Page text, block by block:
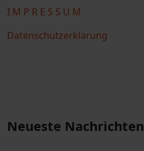
I M P R E S S U M
Datenschutzerklärung
Neueste Nachrichten